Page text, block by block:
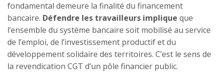
fondamental demeure la finalité du financement
bancaire. Défendre les travailleurs implique que
l’ensemble du système bancaire soit mobilisé au service
de l’emploi, de l’investissement productif et du
développement solidaire des territoires. C’est le sens de
la revendication CGT d’un pôle financier public.